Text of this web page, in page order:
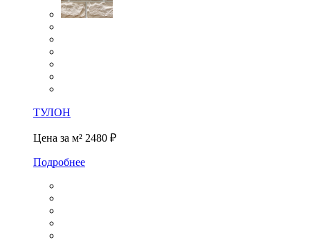
ТУЛОН
Цена за м² 2480 ₽
Подробнее